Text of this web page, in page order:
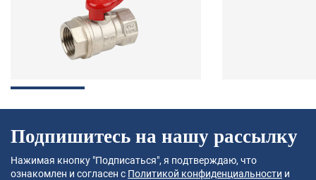
Подпишитесь на нашу рассылку
Нажимая кнопку "Подписаться", я подтверждаю, что
ознакомлен и согласен с Политикой конфиденциальности и